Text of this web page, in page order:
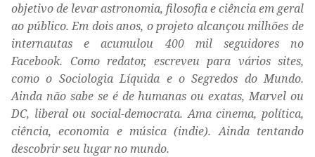
objetivo de levar astronomia, filosofia e ciência em geral
ao público. Em dois anos, o projeto alcançou milhões de
internautas e acumulou 400 mil seguidores no
Facebook. Como redator, escreveu para vários sites,
como o Sociologia Líquida e o Segredos do Mundo.
Ainda não sabe se é de humanas ou exatas, Marvel ou
DC, liberal ou social-democrata. Ama cinema, política,
ciência, economia e música (indie). Ainda tentando
descobrir seu lugar no mundo.